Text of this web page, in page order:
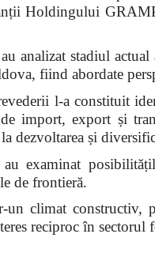
Holdingului
analizat stadiul
fiind abordate
l-a constituit
import, export și
dezvoltarea și
au examinat
de frontieră.
un climat
reciproc în sectorul